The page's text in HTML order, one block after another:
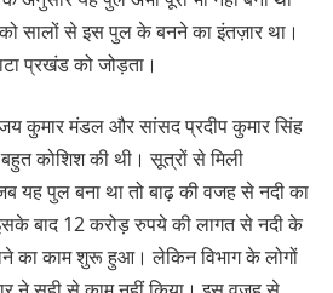
सालों से इस पुल के बनने का इंतज़ार था।
प्रखंड को जोड़ता।
कुमार मंडल और सांसद प्रदीप कुमार सिंह
कोशिश की थी। सूत्रों से मिली
यह पुल बना था तो बाढ़ की वजह से नदी का
बाद 12 करोड़ रुपये की लागत से नदी के
का काम शुरू हुआ। लेकिन विभाग के लोगों